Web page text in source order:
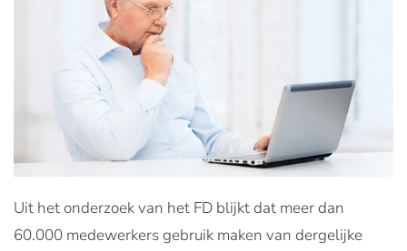
Uit het onderzoek van het FD blijkt dat meer dan
60.000 medewerkers gebruik maken van dergelijke